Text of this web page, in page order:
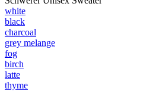
white
black
charcoal
grey melange
fog
birch
latte
thyme